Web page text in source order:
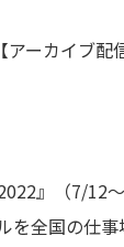
ーカイブ配
』（7/12
全国の仕事